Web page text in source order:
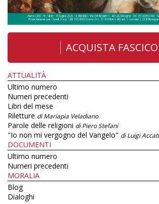
ACQUISTA
ATTUALITÀ
Ultimo numero
Numeri precedenti
Libri del mese
Riletture di Mariapia Veladiano
Parole delle religioni di Piero Stefani
"Io non mi vergogno del Vangelo" di Luigi
DOCUMENTI
Ultimo numero
Numeri precedenti
MORALIA
Blog
Dialoghi